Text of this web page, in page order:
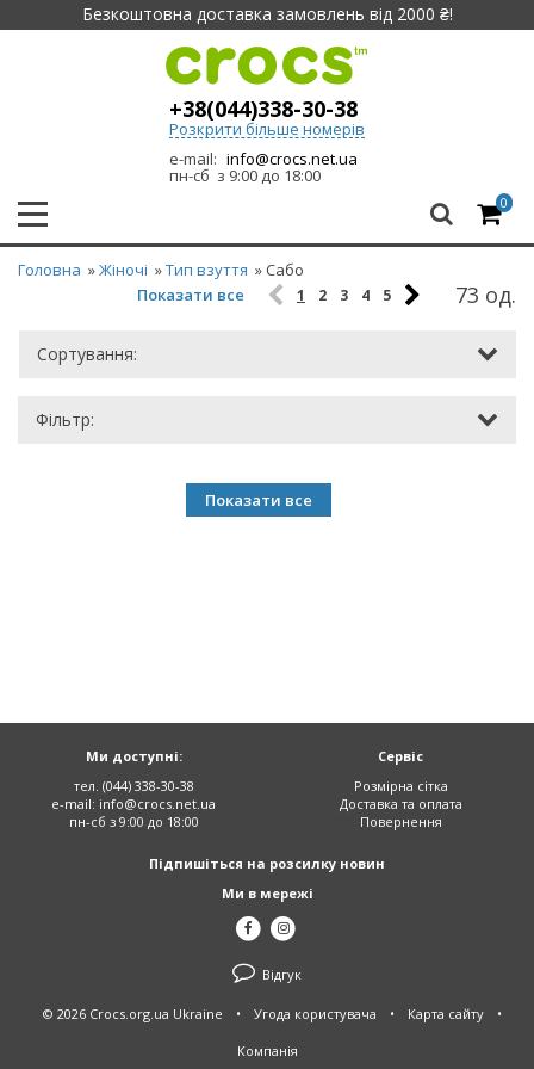
Безкоштовна доставка замовлень від 2000 ₴!
+38(044)338-30-38
Розкрити більше номерів
e-mail: info@crocs.net.ua
пн-сб з 9:00 до 18:00
0
Головна »Жіночі »Тип взуття » Сабо
73 од.
1 2 3 4 5
Показати все
Сортування:
Фільтр:
Показати все
Сервіс
Розмірна сітка
Доставка та оплата
Повернення
Ми доступні:
тел. (044) 338-30-38
e-mail: info@crocs.net.ua
пн-сб з 9:00 до 18:00
Підпишіться на розсилку новин
Ми в мережі
Відгук
© 2026 Crocs.org.ua Ukraine • Угода користувача • Карта сайту •
Компанія